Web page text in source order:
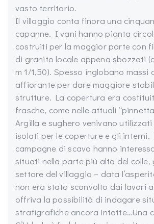
vasto territorio.
Il villaggio conta finora una
capanne. I vani hanno pianta
costruiti per la maggior parte con
di granito locale appena sbozzati
m 1/1,50). Spesso inglobano massi
affiorante per dare maggiore
strutture. La copertura era
frasche, come nelle attuali
Argilla e sughero venivano
isolati per le coperture e gli interni.
campagne di scavo hanno
situati nella parte più alta del colle,
settore del villaggio – data
non era stato sconvolto dai lavori
offriva la possibilità di indagare
stratigrafiche ancora intatte…Una